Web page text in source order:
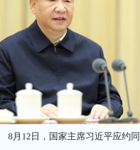
8月12日，国家主席习近平应约